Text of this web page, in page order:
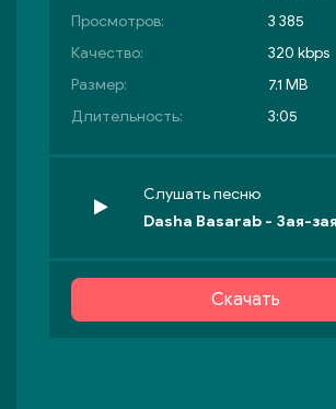
Просмотров:
3 385
Качество:
320 kbps
Размер:
7.1 MB
Длительность:
3:05
Слушать песню
Скачать